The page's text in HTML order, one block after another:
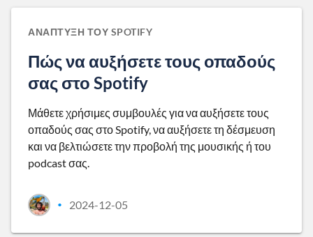
ΑΝΆΠΤΥΞΗ ΤΟΥ SPOTIFY
Πώς να αυξήσετε τους οπαδούς
σας στο Spotify
Μάθετε χρήσιμες συμβουλές για να αυξήσετε τους
οπαδούς σας στο Spotify, να αυξήσετε τη δέσμευση
και να βελτιώσετε την προβολή της μουσικής ή του
podcast σας.
• 2024-12-05